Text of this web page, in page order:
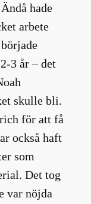
hade
arbete
3 år – det
skulle bli.
för att få
också haft
som
Det tog
var nöjda